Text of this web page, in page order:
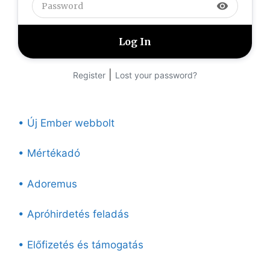
visibility
Register Lost your password?
• Új Ember webbolt
• Mértékadó
• Adoremus
• Apróhirdetés feladás
• Előfizetés és támogatás